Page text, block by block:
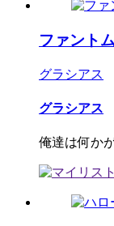
ファント
グラシアス
グラシアス
俺達は何か